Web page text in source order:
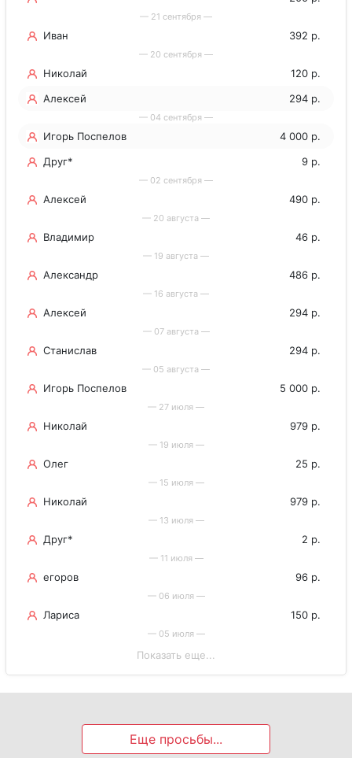
— 21 сентября —
Иван 392 р.
— 20 сентября —
Николай
120 р.
Алексей
294 р.
— 04 сентября —
Игорь Поспелов
4 000 р.
Друг*
9 р.
— 02 сентября —
Алексей 490 р.
— 20 августа —
Владимир 46 р.
— 19 августа —
Александр 486 р.
— 16 августа —
Алексей 294 р.
— 07 августа —
Станислав 294 р.
— 05 августа —
Игорь Поспелов 5 000 р.
— 27 июля —
Николай 979 р.
— 19 июля —
Олег 25 р.
— 15 июля —
Николай 979 р.
— 13 июля —
Друг* 2 р.
— 11 июля —
егоров 96 р.
— 06 июля —
Лариса 150 р.
— 05 июля —
Показать еще...
Еще просьбы...